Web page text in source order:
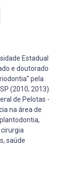
Estadual
e doutorado
pela
(2010, 2013).
de Pelotas -
na área de
saúde